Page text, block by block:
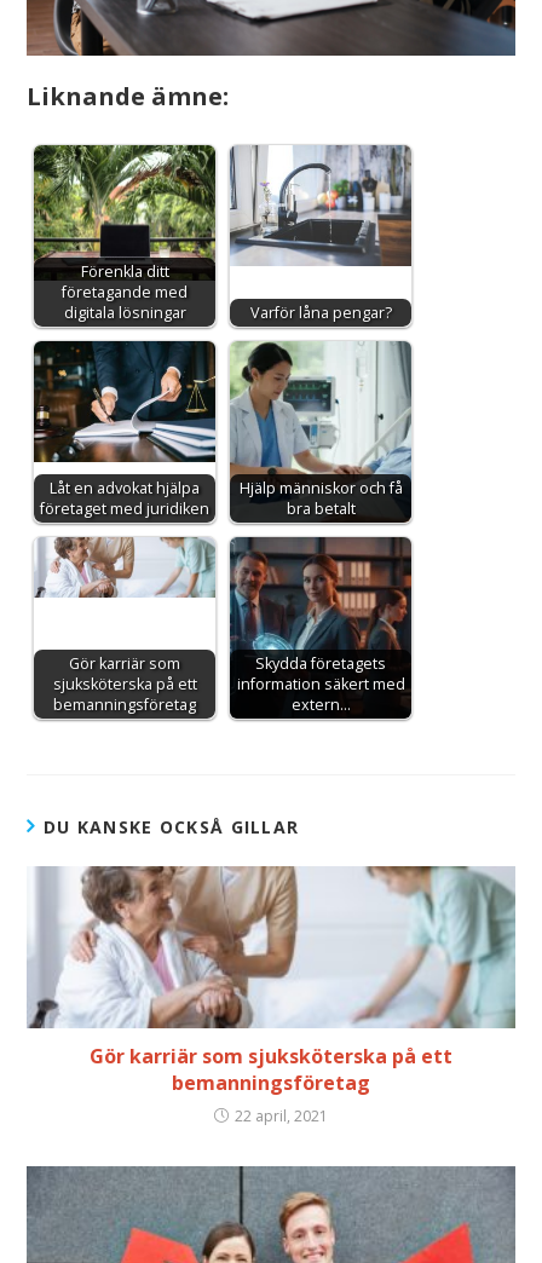
Liknande ämne:
Förenkla ditt
företagande med
digitala lösningar
Varför låna pengar?
Låt en advokat hjälpa
företaget med juridiken
Hjälp människor och få
bra betalt
Gör karriär som
sjuksköterska på ett
bemanningsföretag
Skydda företagets
information säkert med
extern…
DU KANSKE OCKSÅ GILLAR
Gör karriär som sjuksköterska på ett
bemanningsföretag
22 april, 2021